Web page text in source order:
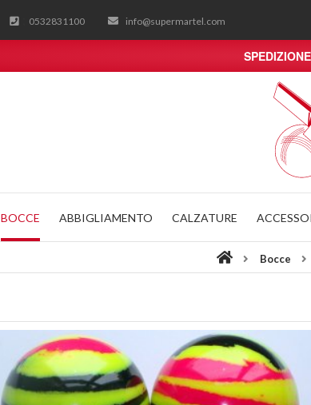
0532831100 info@supermartel.com
BOCCE ABBIGLIAMENTO CALZATURE
Bocce